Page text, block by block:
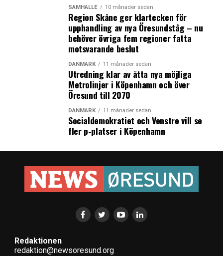
SAMHÄLLE 10 månader sedan
Region Skåne ger klartecken för
upphandling av nya Öresundståg – nu
behöver övriga fem regioner fatta
motsvarande beslut
DANMARK 11 månader sedan
Utredning klar av åtta nya möjliga
Metrolinjer i Köpenhamn och över
Öresund till 2070
DANMARK 11 månader sedan
Socialdemokratiet och Venstre vill se
fler p-platser i Köpenhamn
Redaktionen
redaktion@newsoresund.org